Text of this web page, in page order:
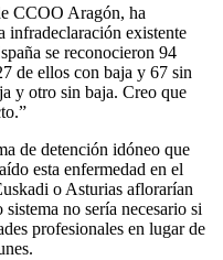
CCOO Aragón, ha
infradeclaración existente
se reconocieron 94
de ellos con baja y 67 sin
y otro sin baja. Creo que
de detención idóneo que
esta enfermedad en el
o Asturias aflorarían
no sería necesario si
profesionales en lugar de